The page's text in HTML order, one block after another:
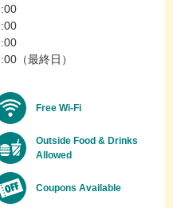
（最終日）
Free Wi-Fi
Outside Food & Drinks
Allowed
Coupons Available